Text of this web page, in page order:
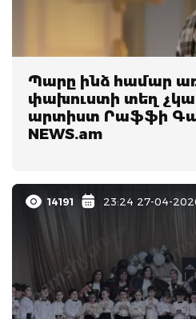
Պարը ինձ համար
փախուստի տեղ չկա.
արտիստ Րաֆֆի
NEWS.am
14191 23:24 27-04-